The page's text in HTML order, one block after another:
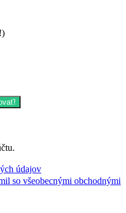
údajov
so všeobecnými obchodnými